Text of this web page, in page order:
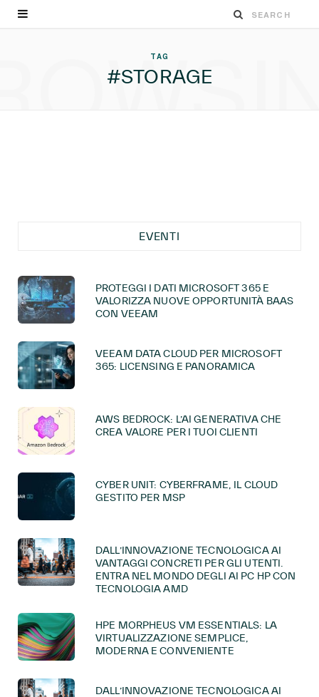
TAG
#STORAGE
EVENTI
PROTEGGI I DATI MICROSOFT 365 E
VALORIZZA NUOVE OPPORTUNITÀ BAAS
CON VEEAM
VEEAM DATA CLOUD PER MICROSOFT
365: LICENSING E PANORAMICA
AWS BEDROCK: L’AI GENERATIVA CHE
CREA VALORE PER I TUOI CLIENTI
CYBER UNIT: CYBERFRAME, IL CLOUD
GESTITO PER MSP
DALL’INNOVAZIONE TECNOLOGICA AI
VANTAGGI CONCRETI PER GLI UTENTI.
ENTRA NEL MONDO DEGLI AI PC HP CON
TECNOLOGIA AMD
HPE MORPHEUS VM ESSENTIALS: LA
VIRTUALIZZAZIONE SEMPLICE,
MODERNA E CONVENIENTE
DALL’INNOVAZIONE TECNOLOGICA AI